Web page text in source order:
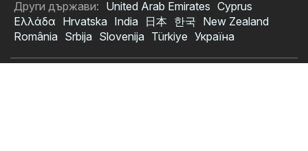
Други държави: United Arab Emirates Cyprus
Ελλάδα Hrvatska India 日本 한국 New Zealand
România Srbija Slovenija Türkiye Україна